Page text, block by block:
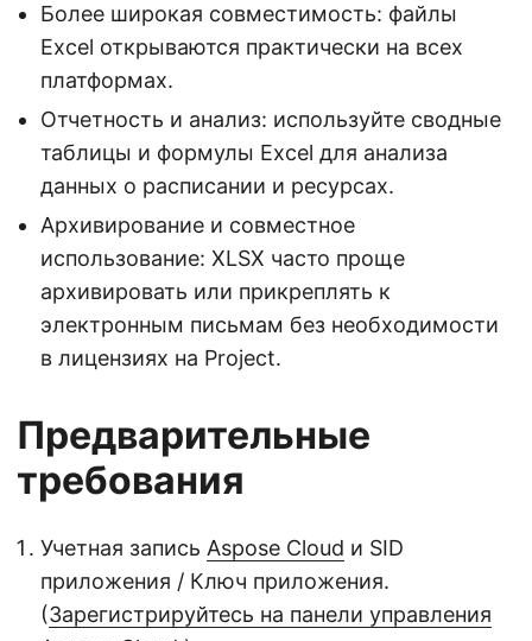
Более широкая совместимость: файлы
Excel открываются практически на всех
платформах.
Отчетность и анализ: используйте сводные
таблицы и формулы Excel для анализа
данных о расписании и ресурсах.
Архивирование и совместное
использование: XLSX часто проще
архивировать или прикреплять к
электронным письмам без необходимости
в лицензиях на Project.
Предварительные
требования
Учетная запись Aspose Cloud и SID
приложения / Ключ приложения.
(Зарегистрируйтесь на панели управления